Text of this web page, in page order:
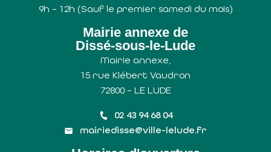
9h – 12h (Sauf le premier samedi du mois)
Mairie annexe de
Dissé-sous-le-Lude
Mairie annexe,
15 rue Klébert Vaudron
72800 – LE LUDE
02 43 94 68 04
mairiedisse@ville-lelude.fr